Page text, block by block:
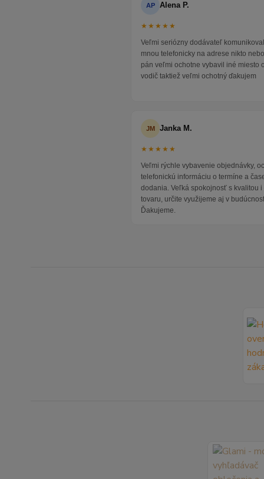
AP Alena P.
★★★★★
Veľmi seriózny dodávateľ
mnou telefonicky na adrese nikto
pán veľmi ochotne vybavil iné miesto
vodič taktiež veľmi ochotný ďakujem
JM Janka M.
★★★★★
Veľmi rýchle vybavenie objednávky,
telefonickú informáciu o termíne a
dodania. Veľká spokojnosť s kvalitou i
tovaru, určite využijeme aj v
Ďakujeme.